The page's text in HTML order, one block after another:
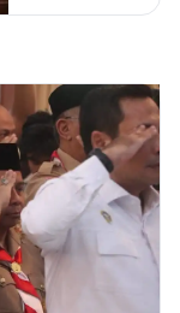
Tubuh Tak
Dulu?